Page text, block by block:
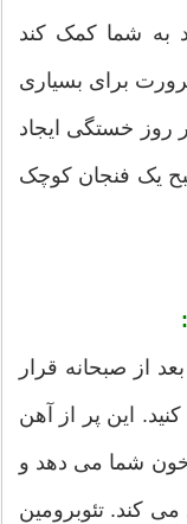
به شما کمک کند
برای بسیاری
روز خستگی ایجاد
یک فنجان کوچک
از صبحانه قرار
این پر از آهن
شما می دهد و
کند. تئوبرومین